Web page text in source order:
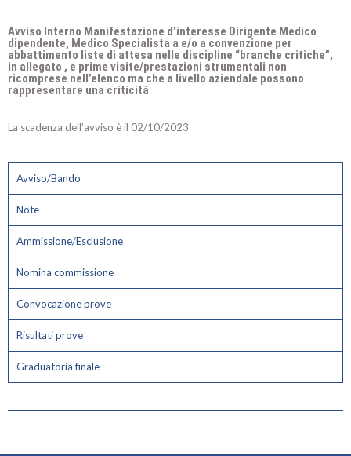
Avviso Interno Manifestazione d’interesse Dirigente Medico
dipendente, Medico Specialista a e/o a convenzione per
abbattimento liste di attesa nelle discipline “branche critiche”,
in allegato , e prime visite/prestazioni strumentali non
ricomprese nell’elenco ma che a livello aziendale possono
rappresentare una criticità
La scadenza dell’avviso è il 02/10/2023
Avviso/Bando
Note
Ammissione/Esclusione
Nomina commissione
Convocazione prove
Risultati prove
Graduatoria finale